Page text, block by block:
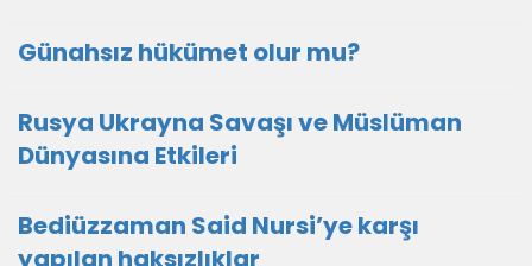
Günahsız hükümet olur mu?
Rusya Ukrayna Savaşı ve Müslüman
Dünyasına Etkileri
Bediüzzaman Said Nursi’ye karşı
yapılan haksızlıklar